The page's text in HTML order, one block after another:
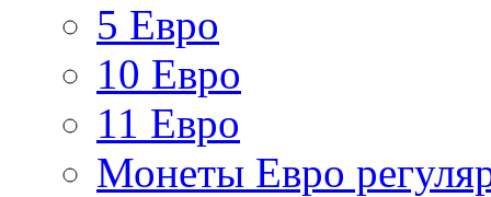
5 Евро
10 Евро
11 Евро
Монеты Евро